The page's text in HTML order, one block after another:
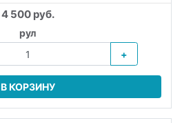
4 500 руб.
рул
+
В КОРЗИНУ